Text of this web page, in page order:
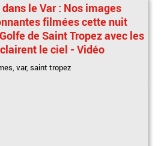
le Var : Nos images
filmées cette nuit
de Saint Tropez avec les
le ciel - Vidéo
,var,saint tropez